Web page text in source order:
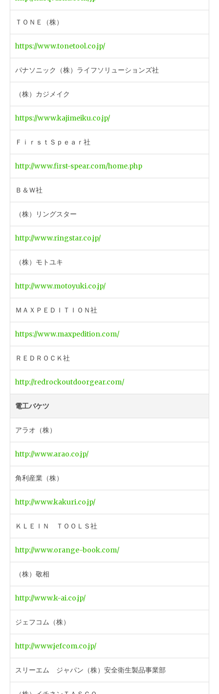
ＴＯＮＥ（株）
https://www.tonetool.co.jp/
パナソニック（株）ライフソリューションズ社
（株）カジメイク
https://www.kajimeiku.co.jp/
ＦｉｒｓｔＳｐｅａｒ社
http://www.first-spear.com/home.php
Ｂ＆Ｗ社
（株）リングスター
http://www.ringstar.co.jp/
（株）モトユキ
http://www.motoyuki.co.jp/
ＭＡＸＰＥＤＩＴＩＯＮ社
https://www.maxpedition.com/
ＲＥＤＲＯＣＫ社
http://redrockoutdoorgear.com/
電工バケツ
アラオ（株）
http://www.arao.co.jp/
角利産業（株）
http://www.kakuri.co.jp/
ＫＬＥＩＮ ＴＯＯＬＳ社
http://www.orange-book.com/
（株）敬相
http://www.k-ai.co.jp/
ジェフコム（株）
http://www.jefcom.co.jp/
スリーエム ジャパン（株）安全衛生製品事業部